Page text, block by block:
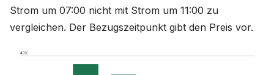
Strom um 07:00 nicht mit Strom um 11:00 zu
vergleichen. Der Bezugszeitpunkt gibt den Preis vor.